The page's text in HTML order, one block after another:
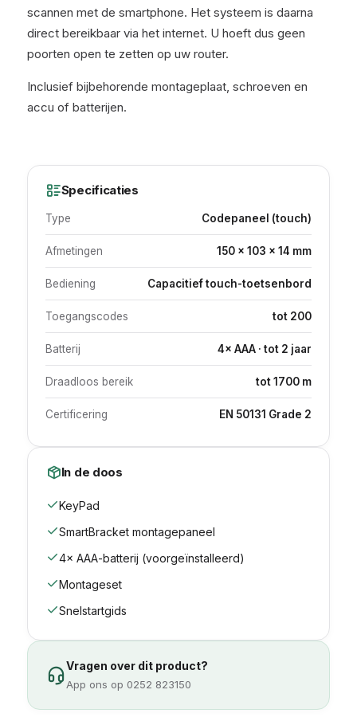
scannen met de smartphone. Het systeem is daarna
direct bereikbaar via het internet. U hoeft dus geen
poorten open te zetten op uw router.
Inclusief bijbehorende montageplaat, schroeven en
accu of batterijen.
Specificaties
Type Codepaneel (touch)
Afmetingen 150 × 103 × 14 mm
Bediening Capacitief touch-toetsenbord
Toegangscodes tot 200
Batterij 4× AAA · tot 2 jaar
Draadloos bereik tot 1700 m
Certificering EN 50131 Grade 2
In de doos
KeyPad
SmartBracket montagepaneel
4× AAA-batterij (voorgeïnstalleerd)
Montageset
Snelstartgids
Vragen over dit product?
App ons op 0252 823150